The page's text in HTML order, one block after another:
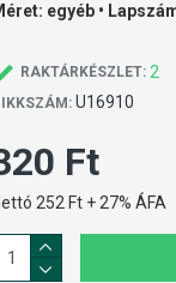
egyéb •
RAKTÁRKÉSZLET: 2
U16910
Ft
252 Ft + 27% ÁFA